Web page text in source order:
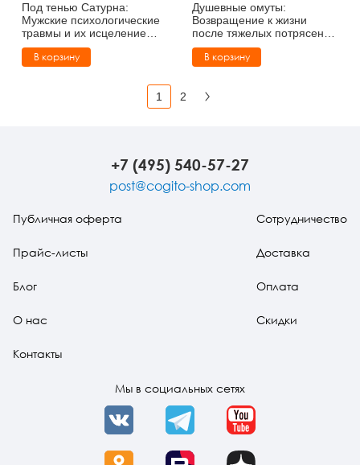
Под тенью Сатурна:
Мужские психологические
травмы и их исцеление
(pdf)
В корзину
Душевные омуты:
Возвращение к жизни
после тяжелых потрясений
(pdf)
В корзину
1 2
+7 (495) 540-57-27
post@cogito-shop.com
Публичная оферта
Прайс-листы
Блог
О нас
Контакты
Сотрудничество
Доставка
Оплата
Скидки
Мы в социальных сетях
VK Telegram YouTube